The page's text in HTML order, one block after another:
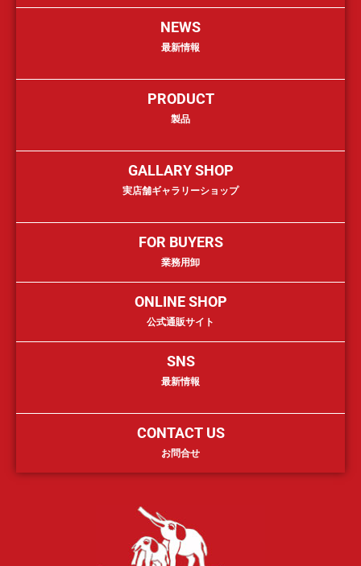
NEWS
最新情報
PRODUCT
製品
GALLARY SHOP
実店舗ギャラリーショップ
FOR BUYERS
業務用卸
ONLINE SHOP
公式通販サイト
SNS
最新情報
CONTACT US
お問合せ